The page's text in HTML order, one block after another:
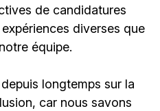
de candidatures
diverses que
équipe.
longtemps sur la
car nous savons